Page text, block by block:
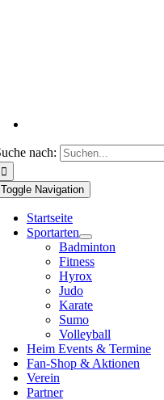
nach:
Toggle Navigation
Startseite
Sportarten
Badminton
Fitness
Hyrox
Judo
Karate
Sumo
Volleyball
Heim Events & Termine
Fan-Shop & Aktionen
Verein
Partner